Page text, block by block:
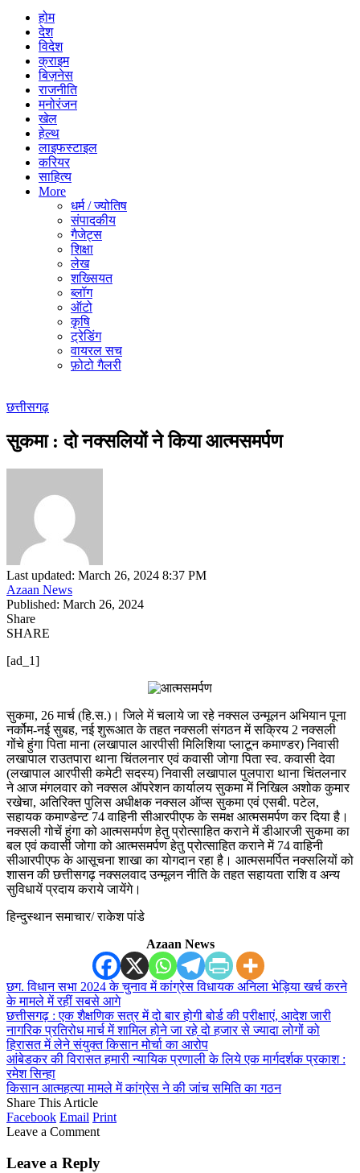
होम
देश
विदेश
क्राइम
बिज़नेस
राजनीति
मनोरंजन
खेल
हेल्थ
लाइफस्टाइल
करियर
साहित्य
More
धर्म / ज्योतिष
संपादकीय
गैजेट्स
शिक्षा
लेख
शख्सियत
ब्लॉग
ऑटो
कृषि
ट्रेडिंग
वायरल सच
फ़ोटो गैलरी
छत्तीसगढ़
सुकमा : दो नक्सलियों ने किया आत्मसमर्पण
Last updated: March 26, 2024 8:37 PM
Azaan News
Published: March 26, 2024
Share
SHARE
[ad_1]
सुकमा, 26 मार्च (हि.स.)। जिले में चलाये जा रहे नक्सल उन्मूलन अभियान पूना
नर्कोम-नई सुबह, नई शुरूआत के तहत नक्सली संगठन में सक्रिय 2 नक्सली
गोंचे हुंगा पिता माना (लखापाल आरपीसी मिलिशिया प्लाटून कमाण्डर) निवासी
लखापाल राउतपारा थाना चिंतलनार एवं कवासी जोगा पिता स्व. कवासी देवा
(लखापाल आरपीसी कमेटी सदस्य) निवासी लखापाल पुलपारा थाना चिंतलनार
ने आज मंगलवार को नक्सल ऑपरेशन कार्यालय सुकमा में निखिल अशोक कुमार
रखेचा, अतिरिक्त पुलिस अधीक्षक नक्सल ऑप्स सुकमा एवं एसबी. पटेल,
सहायक कमाण्डेन्ट 74 वाहिनी सीआरपीएफ के समक्ष आत्मसमर्पण कर दिया है।
नक्सली गोचें हुंगा को आत्मसमर्पण हेतु प्रोत्साहित कराने में डीआरजी सुकमा का
बल एवं कवासी जोगा को आत्मसमर्पण हेतु प्रोत्साहित कराने में 74 वाहिनी
सीआरपीएफ के आसूचना शाखा का योगदान रहा है। आत्मसमर्पित नक्सलियों को
शासन की छत्तीसगढ़ नक्सलवाद उन्मूलन नीति के तहत सहायता राशि व अन्य
सुविधायें प्रदाय कराये जायेंगे।
हिन्दुस्थान समाचार/ राकेश पांडे
Azaan News
छग. विधान सभा 2024 के चुनाव में कांग्रेस विधायक अनिला भेड़िया खर्च करने
के मामले में रहीं सबसे आगे
छत्तीसगढ़ : एक शैक्षणिक सत्र में दो बार होगी बोर्ड की परीक्षाएं, आदेश जारी
नागरिक प्रतिरोध मार्च में शामिल होने जा रहे दो हजार से ज्यादा लोगों को
हिरासत में लेने संयुक्त किसान मोर्चा का आरोप
आंबेडकर की विरासत हमारी न्यायिक प्रणाली के लिये एक मार्गदर्शक प्रकाश :
रमेश सिन्हा
किसान आत्महत्या मामले में कांग्रेस ने की जांच समिति का गठन
Share This Article
Facebook Email Print
Leave a Comment
Leave a Reply